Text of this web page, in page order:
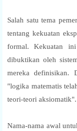
Salah satu tema
tentang kekuatan
formal. Kekuatan
dibuktikan oleh
mereka definisikan.
"logika matematis
teori-teori aksiomatik".
Nama-nama awal